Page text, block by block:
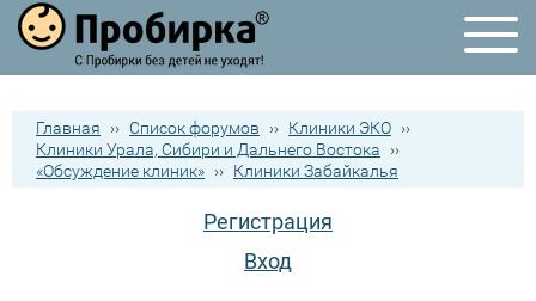
Главная ›› Список форумов ›› Клиники ЭКО ››
Клиники Урала, Сибири и Дальнего Востока
››
«Обсуждение клиник» ›› Клиники Забайкалья
Регистрация
Вход